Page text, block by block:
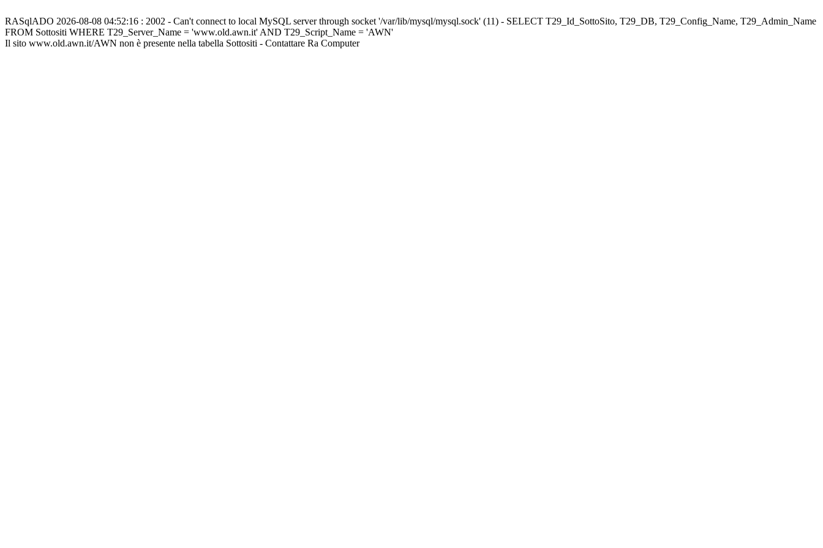
RASqlADO 2026-08-08 04:52:16 : 2002 - Can't connect to local MySQL server through socket '/var/lib/mysql/mysql.sock' (11) - SELECT T29_Id_SottoSito, T29_DB, T29_Config_Name, T29_Admin_Name
FROM Sottositi WHERE T29_Server_Name = 'www.old.awn.it' AND T29_Script_Name = 'AWN'
Il sito www.old.awn.it/AWN non è presente nella tabella Sottositi - Contattare Ra Computer